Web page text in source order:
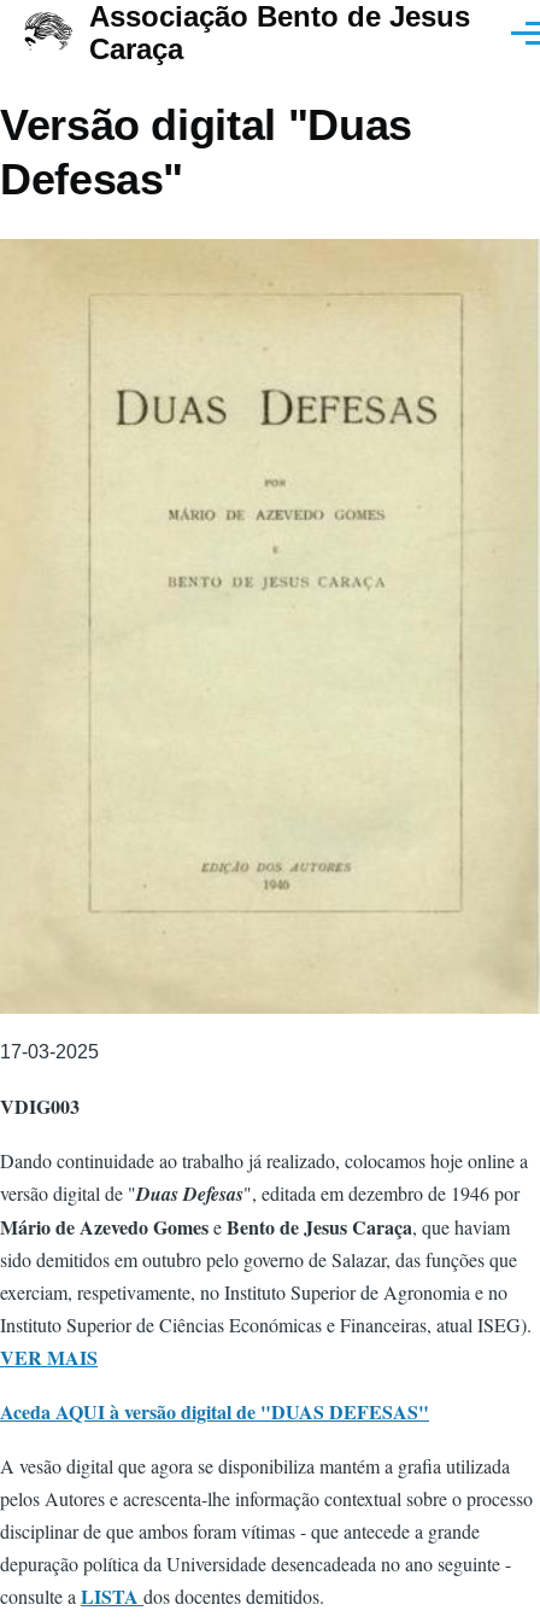
Passar para o conteúdo principal
Associação Bento de Jesus
Caraça
Versão digital "Duas
Defesas"
17-03-2025
VDIG003
Dando continuidade ao trabalho já realizado, colocamos hoje online a
versão digital de "Duas Defesas", editada em dezembro de 1946 por
Mário de Azevedo GomeseBento de Jesus Caraça, que haviam
sido demitidos em outubro pelo governo de Salazar, das funções que
exerciam, respetivamente, no Instituto Superior de Agronomia e no
Instituto Superior de Ciências Económicas e Financeiras, atual ISEG).
VER MAIS
Aceda AQUI à versão digital de "DUAS DEFESAS"
A vesão digital que agora se disponibiliza mantém a grafia utilizada
pelos Autores e acrescenta-lhe informação contextual sobre o processo
disciplinar de que ambos foram vítimas - que antecede a grande
depuração política da Universidade desencadeada no ano seguinte -
consulte a LISTA dos docentes demitidos.